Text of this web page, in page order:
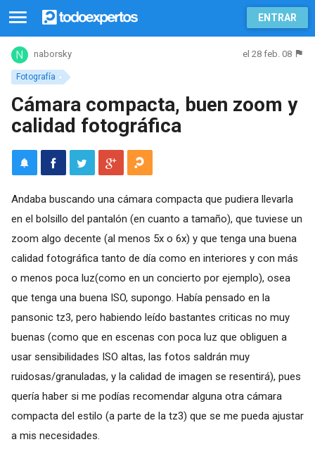
ENTRAR
Fotografía
naborsky el 28 feb. 08
Cámara compacta, buen zoom y
calidad fotográfica
Andaba buscando una cámara compacta que pudiera llevarla
en el bolsillo del pantalón (en cuanto a tamaño), que tuviese un
zoom algo decente (al menos 5x o 6x) y que tenga una buena
calidad fotográfica tanto de día como en interiores y con más
o menos poca luz(como en un concierto por ejemplo), osea
que tenga una buena ISO, supongo. Había pensado en la
pansonic tz3, pero habiendo leído bastantes criticas no muy
buenas (como que en escenas con poca luz que obliguen a
usar sensibilidades ISO altas, las fotos saldrán muy
ruidosas/granuladas, y la calidad de imagen se resentirá), pues
quería haber si me podías recomendar alguna otra cámara
compacta del estilo (a parte de la tz3) que se me pueda ajustar
a mis necesidades.